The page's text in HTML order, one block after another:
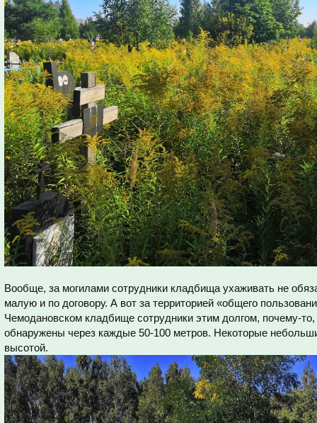
Вообще, за могилами сотрудники кладбища ухаживать не
малую и по договору. А вот за территорией «общего
Чемодановском кладбище сотрудники этим долгом, почему-
обнаружены через каждые 50-100 метров. Некоторые
высотой.